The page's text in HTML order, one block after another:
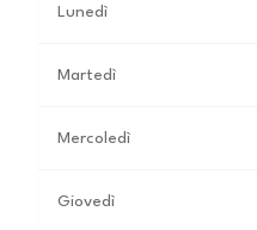
Lunedì
Martedì
Mercoledì
Giovedì